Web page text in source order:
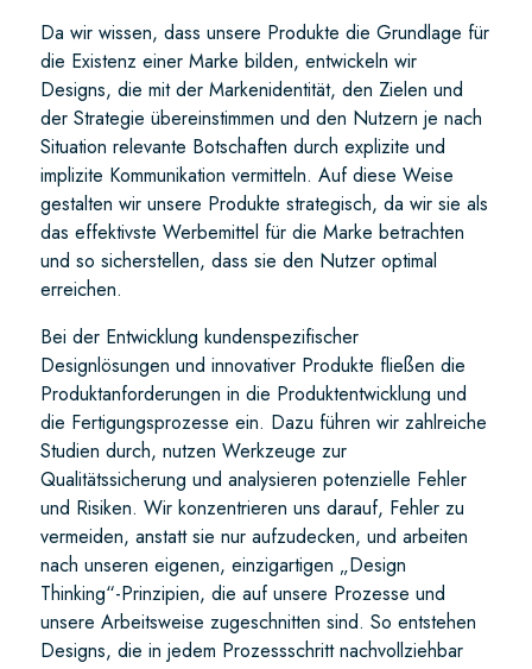
Da wir wissen, dass unsere Produkte die Grundlage für
die Existenz einer Marke bilden, entwickeln wir
Designs, die mit der Markenidentität, den Zielen und
der Strategie übereinstimmen und den Nutzern je nach
Situation relevante Botschaften durch explizite und
implizite Kommunikation vermitteln. Auf diese Weise
gestalten wir unsere Produkte strategisch, da wir sie als
das effektivste Werbemittel für die Marke betrachten
und so sicherstellen, dass sie den Nutzer optimal
erreichen.
Bei der Entwicklung kundenspezifischer
Designlösungen und innovativer Produkte fließen die
Produktanforderungen in die Produktentwicklung und
die Fertigungsprozesse ein. Dazu führen wir zahlreiche
Studien durch, nutzen Werkzeuge zur
Qualitätssicherung und analysieren potenzielle Fehler
und Risiken. Wir konzentrieren uns darauf, Fehler zu
vermeiden, anstatt sie nur aufzudecken, und arbeiten
nach unseren eigenen, einzigartigen „Design
Thinking“-Prinzipien, die auf unsere Prozesse und
unsere Arbeitsweise zugeschnitten sind. So entstehen
Designs, die in jedem Prozessschritt nachvollziehbar